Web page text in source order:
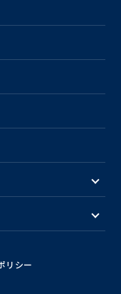
リシー